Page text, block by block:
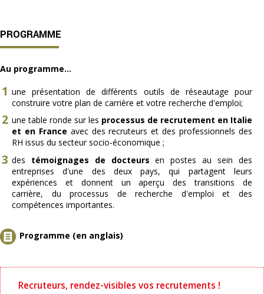
PROGRAMME
Au programme...
une présentation de différents outils de réseautage pour
construire votre plan de carrière et votre recherche d'emploi;
une table ronde sur les processus de recrutement en Italie
et en France avec des recruteurs et des professionnels des
RH issus du secteur socio-économique ;
des témoignages de docteurs en postes au sein des
entreprises d'une des deux pays, qui partagent leurs
expériences et donnent un aperçu des transitions de
carrière, du processus de recherche d'emploi et des
compétences importantes.
Programme (en anglais)
Recruteurs, rendez-visibles vos recrutements !